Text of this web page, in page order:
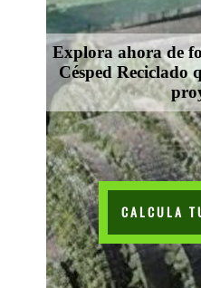
Explora ahora de
Césped Reciclado
CALCULA